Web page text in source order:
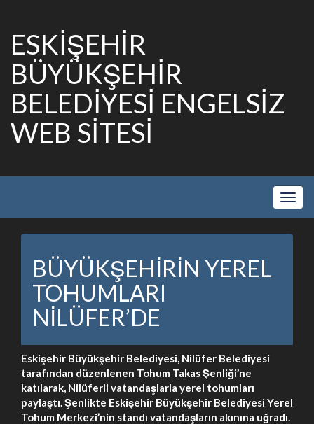
ESKİŞEHİR
BÜYÜKŞEHİR
BELEDİYESİ ENGELSİZ
WEB SİTESİ
Show
BÜYÜKŞEHİRİN YEREL
TOHUMLARI
NİLÜFER’DE
Eskişehir Büyükşehir Belediyesi, Nilüfer Belediyesi
tarafından düzenlenen Tohum Takas Şenliği’ne
katılarak, Nilüferli vatandaşlarla yerel tohumları
paylaştı. Şenlikte Eskişehir Büyükşehir Belediyesi Yerel
Tohum Merkezi’nin standı vatandaşların akınına uğradı.